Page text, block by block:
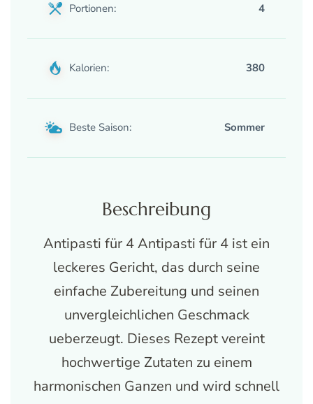
Portionen: 4
Kalorien: 380
Beste Saison: Sommer
Beschreibung
Antipasti für 4 Antipasti für 4 ist ein
leckeres Gericht, das durch seine
einfache Zubereitung und seinen
unvergleichlichen Geschmack
ueberzeugt. Dieses Rezept vereint
hochwertige Zutaten zu einem
harmonischen Ganzen und wird schnell